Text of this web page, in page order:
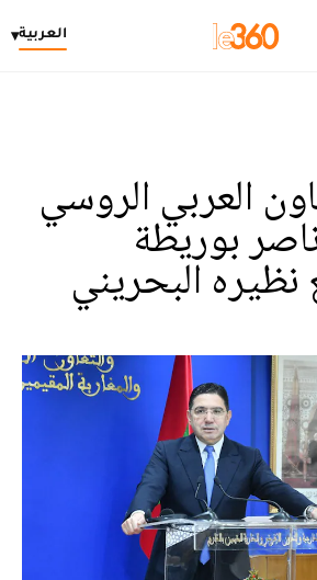
العربية▾
العربي الروسي
بوريطة
البحريني